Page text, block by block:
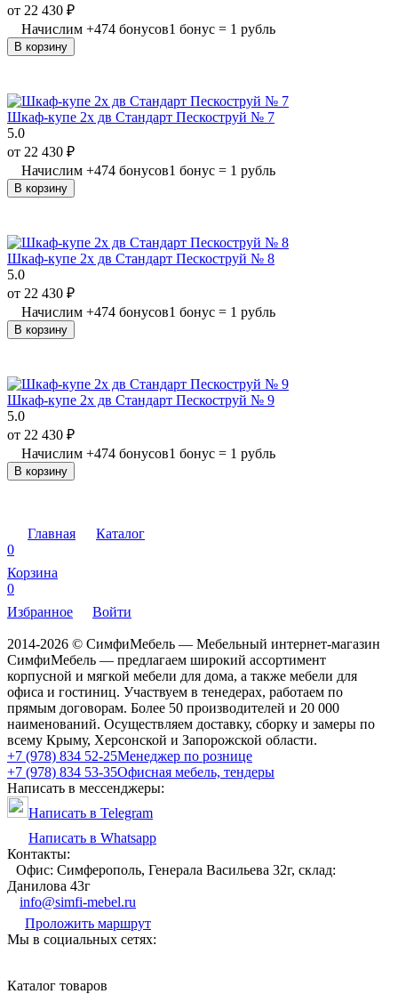
от 22 430 ₽
Начислим +474 бонусов1 бонус = 1 рубль
В корзину
Шкаф-купе 2х дв Стандарт Пескоструй № 7
5.0
от 22 430 ₽
Начислим +474 бонусов1 бонус = 1 рубль
В корзину
Шкаф-купе 2х дв Стандарт Пескоструй № 8
5.0
от 22 430 ₽
Начислим +474 бонусов1 бонус = 1 рубль
В корзину
Шкаф-купе 2х дв Стандарт Пескоструй № 9
5.0
от 22 430 ₽
Начислим +474 бонусов1 бонус = 1 рубль
В корзину
Главная
Каталог
0
Корзина
0
Избранное
Войти
2014-2026 © СимфиМебель — Мебельный интернет-магазин
СимфиМебель — предлагаем широкий ассортимент
корпусной и мягкой мебели для дома, а также мебели для
офиса и гостиниц. Участвуем в тенедерах, работаем по
прямым договорам. Более 50 производителей и 20 000
наименований. Осуществляем доставку, сборку и замеры по
всему Крыму, Херсонской и Запорожской области.
+7 (978) 834 52-25Менеджер по рознице
+7 (978) 834 53-35Офисная мебель, тендеры
Написать в мессенджеры:
Написать в Telegram
Написать в Whatsapp
Контакты:
Офис: Симферополь, Генерала Васильева 32г, склад:
Данилова 43г
info@simfi-mebel.ru
Проложить маршрут
Мы в социальных сетях:
Каталог товаров